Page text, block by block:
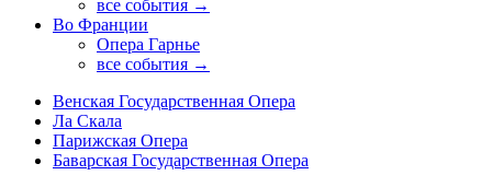
все события →
Во Франции
Опера Гарнье
все события →
Венская Государственная Опера
Ла Скала
Парижская Опера
Баварская Государственная Опера